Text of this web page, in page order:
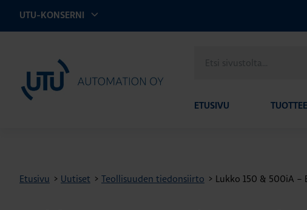
UTU-KONSERNI
UTU Automation
sivustolta
ETUSIVU
Etusivu > Uutiset > Teollisuuden tiedonsiirto > Lukko 150 & 500iA –